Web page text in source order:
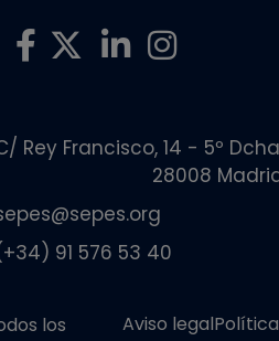
Rey Francisco, 14 - 5º
28008
91 576 53 40
los
Aviso legal